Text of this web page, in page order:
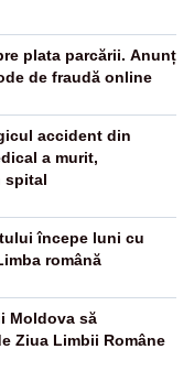
plata parcării. Anunț
de fraudă online
accident din
a murit,
spital
începe luni cu
română
Moldova să
Ziua Limbii Române